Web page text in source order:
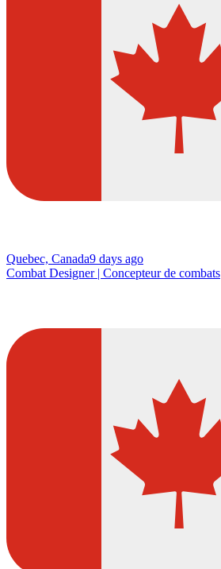
Quebec, Canada9 days ago
Combat Designer | Concepteur de combats